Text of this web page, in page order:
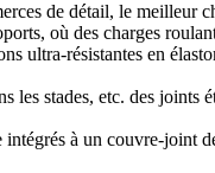
de détail, le
où des charges
ultra-résistantes en
stades, etc. des
à un couvre-